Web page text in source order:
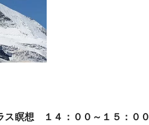
想 １４：００～１５：００